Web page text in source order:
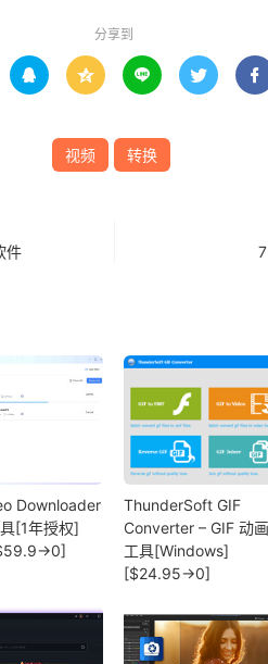
分享到
    
视频 转换
件
Downloader
[1年授权]
ThunderSoft GIF
Converter – GIF 动
工具[Windows]
[$24.95→0]